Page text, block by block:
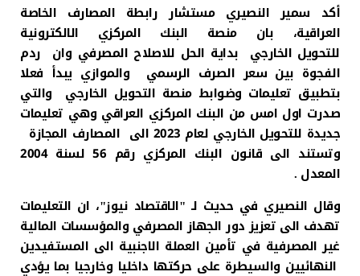
أكد سمير النصيري مستشار رابطة المصارف الخاصة
العراقية، بان منصة البنك المركزي الالكترونية
للتحويل الخارجي بداية الحل للاصلاح المصرفي وان ردم
الفجوة بين سعر الصرف الرسمي والموازي يبدأ فعلا
بتطبيق تعليمات وضوابط منصة التحويل الخارجي والتي
صدرت اول امس من البنك المركزي العراقي وهي تعليمات
جديدة للتحويل الخارجي لعام 2023 الى المصارف المجازة
وتستند الى قانون البنك المركزي رقم 56 لسنة 2004
المعدل .
وقال النصيري في حديث لـ "الاقتصاد نيوز"، ان التعليمات
تهدف الى تعزيز دور الجهاز المصرفي والمؤسسات المالية
غير المصرفية في تأمين العملة الاجنبية الى المستفيدين
النهائيين والسيطرة على حركتها داخليا وخارجيا بما يؤدي